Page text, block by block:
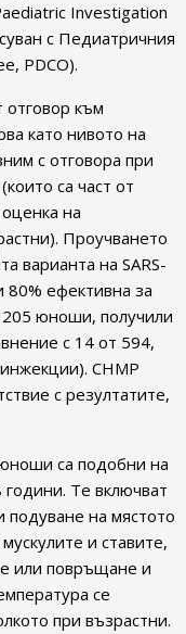
Investigation
с Педиатричния
PDCO).
отговор към
като нивото на
с отговора при
са част от
на
Проучването
варианта на SARS-
80% ефективна за
юноши, получили
с 14 от 594,
CHMP
с резултатите,
са подобни на
Те включват
подуване на мястото
и ставите,
или повръщане и
се
при възрастни.